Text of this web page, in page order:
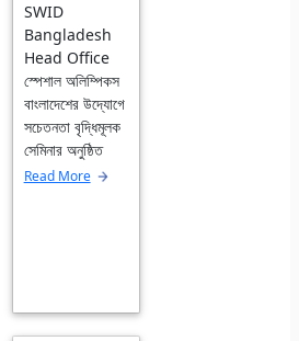
SWID
Bangladesh
Head Office
স্পেশাল অলিম্পিকস
বাংলাদেশের উদ্যোগে
সচেতনতা বৃদ্ধিমূলক
সেমিনার অনুষ্ঠিত
Read More